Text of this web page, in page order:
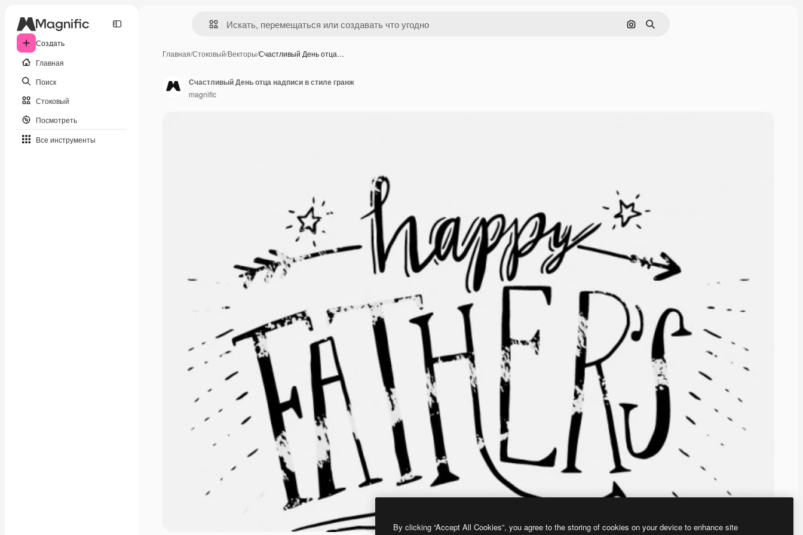
Создать
Главная
Поиск
Стоковый
Посмотреть
Все инструменты
Поиск по изображению
Поиск
Главная/Стоковый/Векторы/Счастливый День отца…
Счастливый День отца надписи в стиле гранж
magnific
By clicking “Accept All Cookies”, you agree to the storing of cookies on your device to enhance site